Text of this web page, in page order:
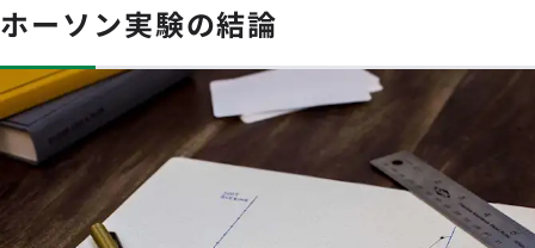
ホーソン実験の結論